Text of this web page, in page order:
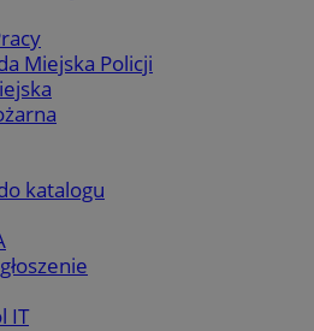
Miejska Policji
katalogu
IT